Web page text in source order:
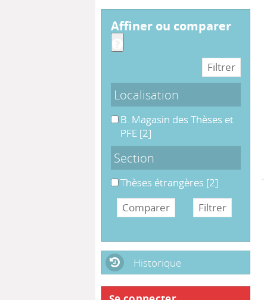
affiner ou comparer
Localisation
B. Magasin des Thèses et PFE
B. Magasin des Thèses et
PFE [2]
Section
Thèses étrangères
Thèses étrangères [2]
Historique